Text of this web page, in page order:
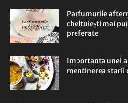
Parfumurile
cheltuiești mai
preferate
Importanta unei
mentinerea starii